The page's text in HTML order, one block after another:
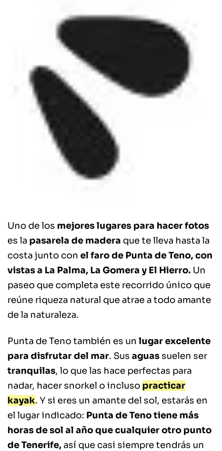
Uno de los mejores lugares para hacer fotos
es la pasarela de madera que te lleva hasta la
costa junto con el faro de Punta de Teno, con
vistas a La Palma, La Gomera y El Hierro. Un
paseo que completa este recorrido único que
reúne riqueza natural que atrae a todo amante
de la naturaleza.
Punta de Teno también es un lugar excelente
para disfrutar del mar. Sus aguas suelen ser
tranquilas, lo que las hace perfectas para
nadar, hacer snorkel o incluso practicar
kayak. Y si eres un amante del sol, estarás en
el lugar indicado: Punta de Tenotiene más
horas de sol al año que cualquier otro punto
de Tenerife,así que casi siempre tendrás un